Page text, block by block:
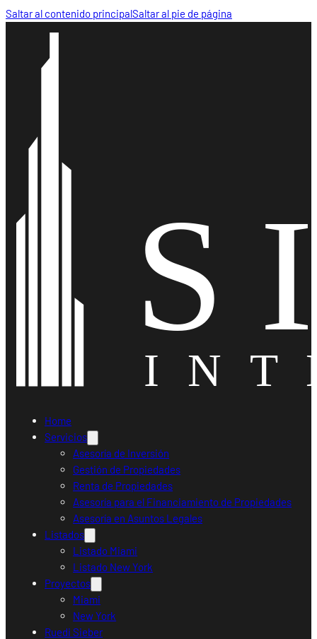
Saltar al contenido principalSaltar al pie de página
Home
Servicios
Asesoría de Inversión
Gestión de Propiedades
Renta de Propiedades
Asesoría para el Financiamiento de Propiedades
Asesoría en Asuntos Legales
Listados
Listado Miami
Listado New York
Proyectos
Miami
New York
Ruedi Sieber